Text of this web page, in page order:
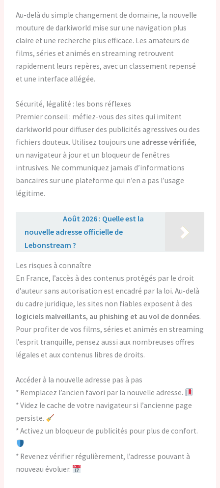
Au-delà du simple changement de domaine, la nouvelle
mouture de darkiworld mise sur une navigation plus
claire et une recherche plus efficace. Les amateurs de
films, séries et animés en streaming retrouvent
rapidement leurs repères, avec un classement repensé
et une interface allégée.
Sécurité, légalité : les bons réflexes
Premier conseil : méfiez-vous des sites qui imitent
darkiworld pour diffuser des publicités agressives ou des
fichiers douteux. Utilisez toujours une adresse vérifiée,
un navigateur à jour et un bloqueur de fenêtres
intrusives. Ne communiquez jamais d’informations
bancaires sur une plateforme qui n’en a pas l’usage
légitime.
Août 2026 : Quelle est la
nouvelle adresse officielle de
Lebonstream ?
Les risques à connaître
En France, l’accès à des contenus protégés par le droit
d’auteur sans autorisation est encadré par la loi. Au-delà
du cadre juridique, les sites non fiables exposent à des
logiciels malveillants, au phishing et au vol de données.
Pour profiter de vos films, séries et animés en streaming
l’esprit tranquille, pensez aussi aux nombreuses offres
légales et aux contenus libres de droits.
Accéder à la nouvelle adresse pas à pas
* Remplacez l’ancien favori par la nouvelle adresse.
* Videz le cache de votre navigateur si l’ancienne page
persiste.
* Activez un bloqueur de publicités pour plus de confort.
* Revenez vérifier régulièrement, l’adresse pouvant à
nouveau évoluer.